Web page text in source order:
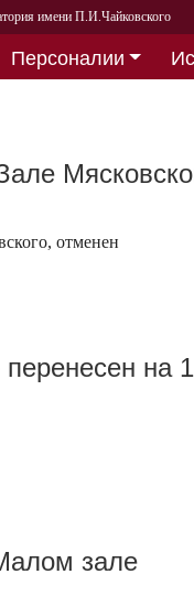
имени П.И.Чайковского
Персоналии
отменен
на
зале